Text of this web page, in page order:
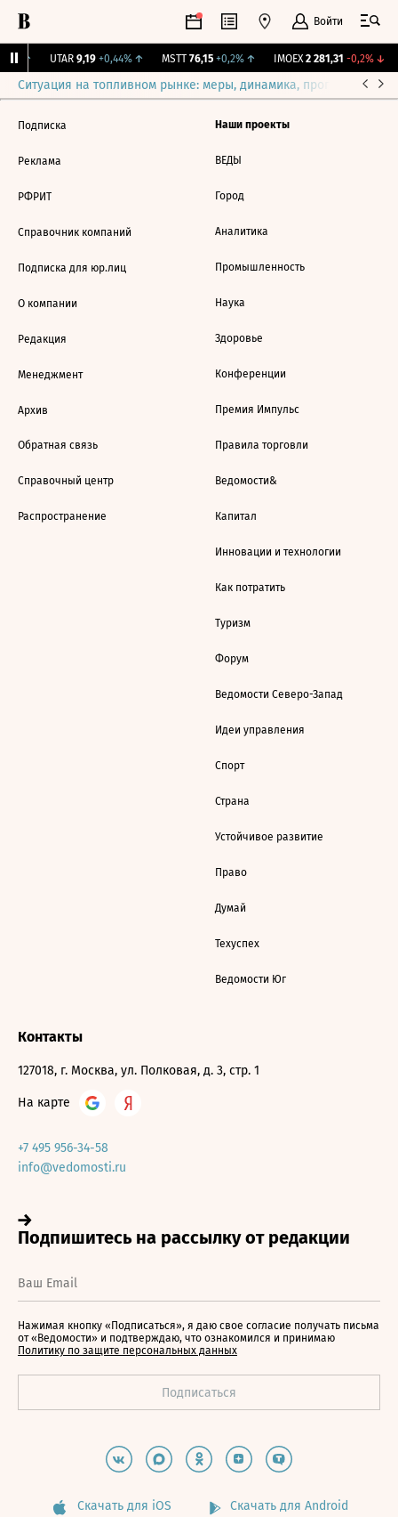
Войти
UTAR 9,19 +0,44%↑ MSTT 76,15 +0,2%↑ IMOEX 2 281,31 -0,2%↓
Ситуация на топливном рынке: меры, динамика, прогнозы
Подписка
Реклама
РФРИТ
Справочник компаний
Подписка для юр.лиц
О компании
Редакция
Менеджмент
Архив
Обратная связь
Справочный центр
Распространение
Наши проекты
ВЕДЫ
Город
Аналитика
Промышленность
Наука
Здоровье
Конференции
Премия Импульс
Правила торговли
Ведомости&
Капитал
Инновации и технологии
Как потратить
Туризм
Форум
Ведомости Северо-Запад
Идеи управления
Спорт
Страна
Устойчивое развитие
Право
Думай
Техуспех
Ведомости Юг
Контакты
127018, г. Москва, ул. Полковая, д. 3, стр. 1
На карте
+7 495 956-34-58
info@vedomosti.ru
Нажимая кнопку «Подписаться», я даю свое согласие получать письма
от «Ведомости» и подтверждаю, что ознакомился и принимаю
Политику по защите персональных данных
Скачать для iOS Скачать для Android